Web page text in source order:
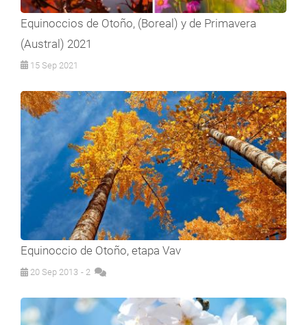
Equinoccios de Otoño, (Boreal) y de Primavera
(Austral) 2021
15 Sep 2021
Equinoccio de Otoño, etapa Vav
20 Sep 2013 - 2